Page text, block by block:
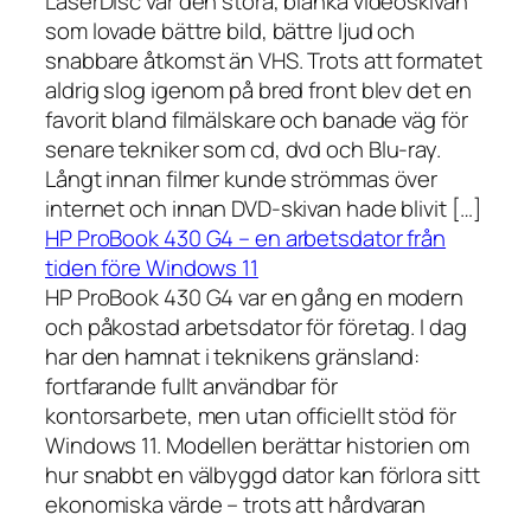
som lovade bättre bild, bättre ljud och
snabbare åtkomst än VHS. Trots att formatet
aldrig slog igenom på bred front blev det en
favorit bland filmälskare och banade väg för
senare tekniker som cd, dvd och Blu-ray.
Långt innan filmer kunde strömmas över
internet och innan DVD-skivan hade blivit […]
HP ProBook 430 G4 – en arbetsdator från
tiden före Windows 11
HP ProBook 430 G4 var en gång en modern
och påkostad arbetsdator för företag. I dag
har den hamnat i teknikens gränsland:
fortfarande fullt användbar för
kontorsarbete, men utan officiellt stöd för
Windows 11. Modellen berättar historien om
hur snabbt en välbyggd dator kan förlora sitt
ekonomiska värde – trots att hårdvaran